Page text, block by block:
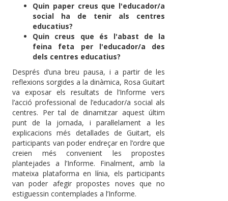
Quin paper creus que l'educador/a
social ha de tenir als centres
educatius?
Quin creus que és l'abast de la
feina feta per l'educador/a des
dels centres educatius?
Després d’una breu pausa, i a partir de les
reflexions sorgides a la dinàmica, Rosa Guitart
va exposar els resultats de l’Informe vers
l’acció professional de l’educador/a social als
centres. Per tal de dinamitzar aquest últim
punt de la jornada, i paral·lelament a les
explicacions més detallades de Guitart, els
participants van poder endreçar en l’ordre que
creien més convenient les propostes
plantejades a l’Informe. Finalment, amb la
mateixa plataforma en línia, els participants
van poder afegir propostes noves que no
estiguessin contemplades a l’Informe.